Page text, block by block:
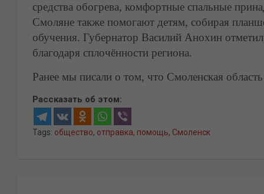
средства обогрева, комфортные спальные
Смоляне также помогают детям, собирая
обучения. Губернатор Василий Анохин
благодаря сплочённости региона.
Ранее мы писали о том, что Смоленская
Рассказать об этом:
Tags: общество, отправка, помощь, Смоленск